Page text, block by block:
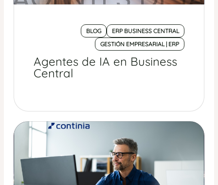
BLOG
ERP BUSINESS CENTRAL
GESTIÓN EMPRESARIAL | ERP
Agentes de IA en Business
Central